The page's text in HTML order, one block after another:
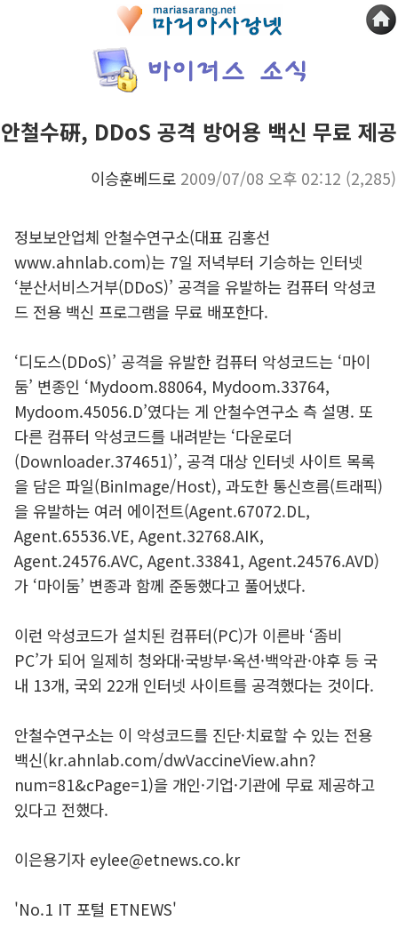
안철수硏, DDoS 공격 방어용 백신 무료 제공
이승훈베드로 2009/07/08 오후 02:12 (2,285)
정보보안업체 안철수연구소(대표 김홍선
www.ahnlab.com)는 7일 저녁부터 기승하는 인터넷
‘분산서비스거부(DDoS)’ 공격을 유발하는 컴퓨터 악성코
드 전용 백신 프로그램을 무료 배포한다.
‘디도스(DDoS)’ 공격을 유발한 컴퓨터 악성코드는 ‘마이
둠’ 변종인 ‘Mydoom.88064, Mydoom.33764,
Mydoom.45056.D’였다는 게 안철수연구소 측 설명. 또
다른 컴퓨터 악성코드를 내려받는 ‘다운로더
(Downloader.374651)’, 공격 대상 인터넷 사이트 목록
을 담은 파일(BinImage/Host), 과도한 통신흐름(트래픽)
을 유발하는 여러 에이전트(Agent.67072.DL,
Agent.65536.VE, Agent.32768.AIK,
Agent.24576.AVC, Agent.33841, Agent.24576.AVD)
가 ‘마이둠’ 변종과 함께 준동했다고 풀어냈다.
이런 악성코드가 설치된 컴퓨터(PC)가 이른바 ‘좀비
PC’가 되어 일제히 청와대·국방부·옥션·백악관·야후 등 국
내 13개, 국외 22개 인터넷 사이트를 공격했다는 것이다.
안철수연구소는 이 악성코드를 진단·치료할 수 있는 전용
백신(kr.ahnlab.com/dwVaccineView.ahn?
num=81&cPage=1)을 개인·기업·기관에 무료 제공하고
있다고 전했다.
이은용기자 eylee@etnews.co.kr
'No.1 IT 포털 ETNEWS'